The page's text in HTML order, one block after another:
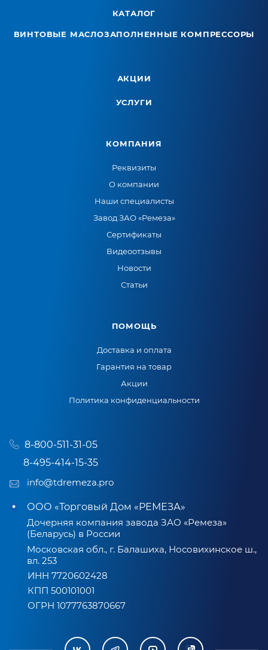
КАТАЛОГ
ВИНТОВЫЕ МАСЛОЗАПОЛНЕННЫЕ КОМПРЕССОРЫ
АКЦИИ
УСЛУГИ
КОМПАНИЯ
Реквизиты
О компании
Наши специалисты
Завод ЗАО «Ремеза»
Сертификаты
Видеоотзывы
Новости
Статьи
ПОМОЩЬ
Доставка и оплата
Гарантия на товар
Акции
Политика конфиденциальности
8-800-511-31-05
8-495-414-15-35
info@tdremeza.pro
ООО «Торговый Дом «РЕМЕЗА»
Дочерняя компания завода ЗАО «Ремеза»
(Беларусь) в России
Московская обл., г. Балашиха, Носовихинское ш.,
вл. 253
ИНН 7720602428
КПП 500101001
ОГРН 1077763870667